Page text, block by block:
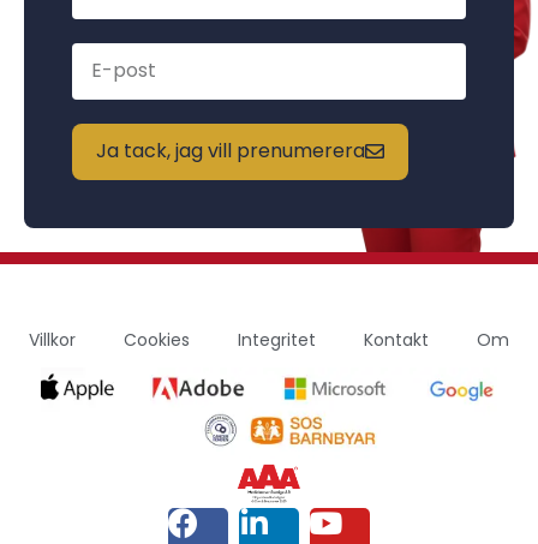
Ja tack, jag vill prenumerera
Villkor Cookies Integritet Kontakt Om